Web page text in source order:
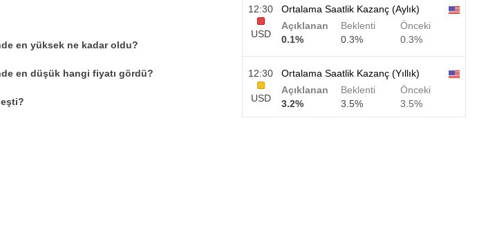
en yüksek ne kadar oldu?
en düşük hangi fiyatı gördü?
12:30
USD
Ortalama Saatlik Kazanç (Aylık)
Açıklanan
0.1%
Beklenti
0.3%
Önceki
0.3%
12:30
USD
Ortalama Saatlik Kazanç (Yıllık)
Açıklanan
3.2%
Beklenti
3.5%
Önceki
3.5%